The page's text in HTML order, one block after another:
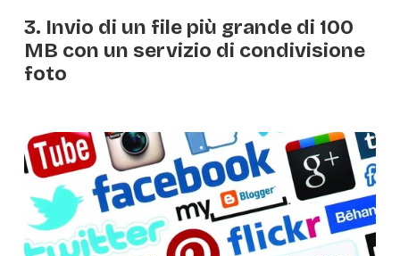
3. Invio di un file più grande di 100
MB con un servizio di condivisione
foto